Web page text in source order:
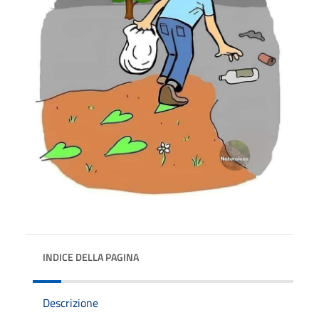
INDICE DELLA PAGINA
Descrizione